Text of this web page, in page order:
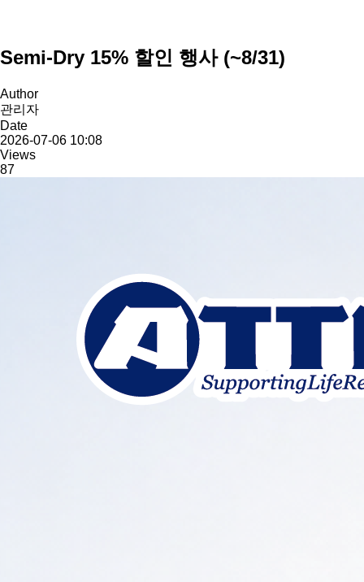
Semi-Dry 15% 할인 행사 (~8/31)
Author
관리자
Date
2026-07-06 10:08
Views
87